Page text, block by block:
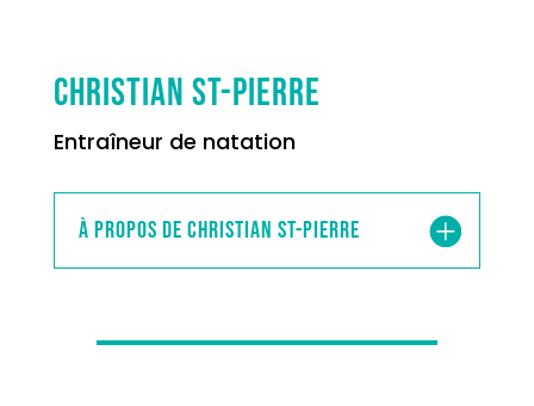
Christian St-Pierre
Entraîneur de natation
À propos de Christian St-Pierre